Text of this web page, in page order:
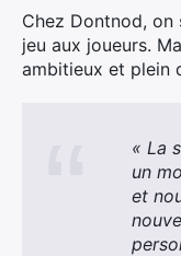
Chez Dontnod,
jeu aux joueurs.
ambitieux et plein
« La
un
et